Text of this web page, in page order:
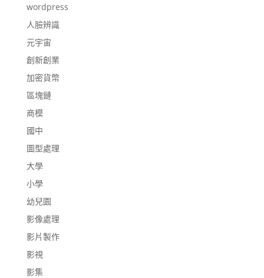
wordpress
人臉辨識
元宇宙
創新創業
加密貨幣
區塊鏈
商模
國中
圖型處理
大學
小學
幼兒園
影像處理
影片製作
影視
影集